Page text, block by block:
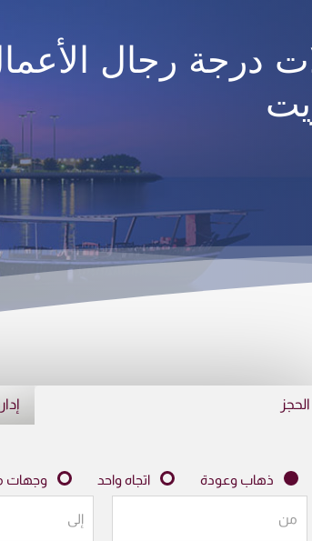
درجة رجال
الحجز
ذهاب وعودة اتجاه واحد وجهات
من إلى